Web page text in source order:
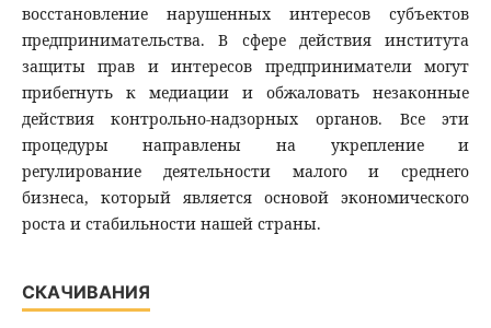
восстановление нарушенных интересов субъектов
предпринимательства. В сфере действия института
защиты прав и интересов предприниматели могут
прибегнуть к медиации и обжаловать незаконные
действия контрольно-надзорных органов. Все эти
процедуры направлены на укрепление и
регулирование деятельности малого и среднего
бизнеса, который является основой экономического
роста и стабильности нашей страны.
СКАЧИВАНИЯ